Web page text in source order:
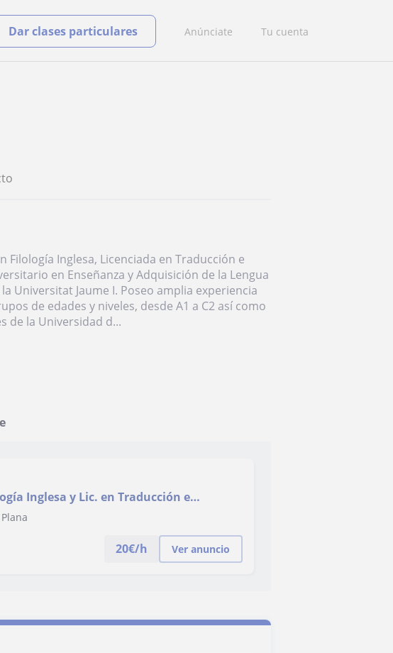
Anúnciate Tu cuenta
Dar clases particulares
Filología Inglesa, Licenciada en Traducción e
en Enseñanza y Adquisición de la Lengua
Universitat Jaume I. Poseo amplia experiencia
de edades y niveles, desde A1 a C2 así como
de la Universidad d...
Inglesa y Lic. en Traducción e
20€/h Ver anuncio